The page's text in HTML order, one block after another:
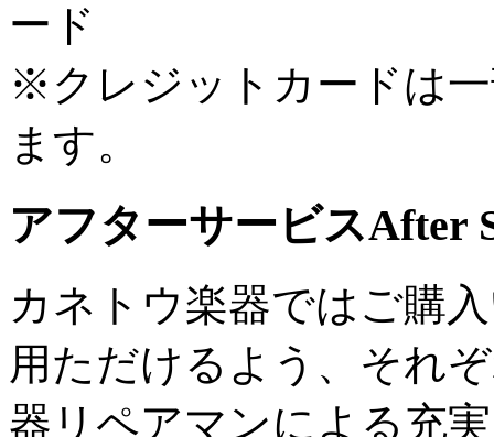
ード
※クレジットカードは
ます。
アフターサービスAfter
カネトウ楽器ではご購
用ただけるよう、それ
器リペアマンによる充